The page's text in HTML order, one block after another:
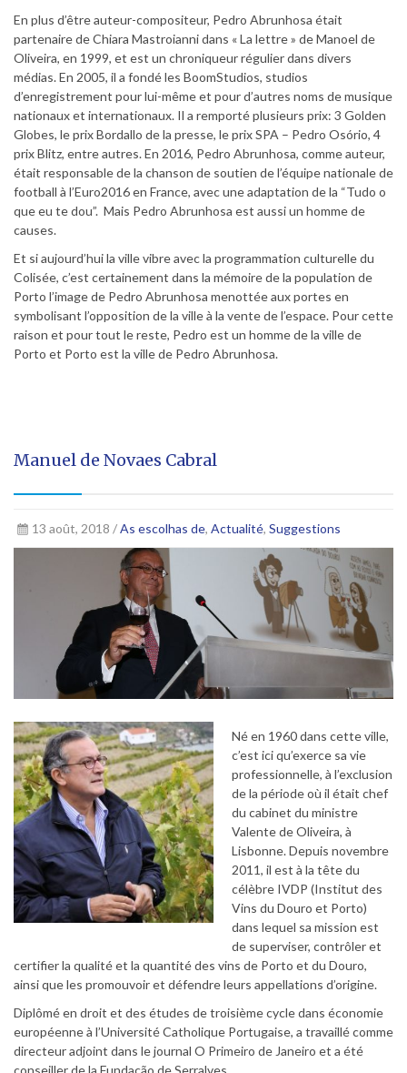
En plus d’être auteur-compositeur, Pedro Abrunhosa était
partenaire de Chiara Mastroianni dans « La lettre » de Manoel de
Oliveira, en 1999, et est un chroniqueur régulier dans divers
médias. En 2005, il a fondé les BoomStudios, studios
d’enregistrement pour lui-même et pour d’autres noms de musique
nationaux et internationaux. Il a remporté plusieurs prix: 3 Golden
Globes, le prix Bordallo de la presse, le prix SPA – Pedro Osório, 4
prix Blitz, entre autres. En 2016, Pedro Abrunhosa, comme auteur,
était responsable de la chanson de soutien de l’équipe nationale de
football à l’Euro2016 en France, avec une adaptation de la “Tudo o
que eu te dou”. Mais Pedro Abrunhosa est aussi un homme de
causes.
Et si aujourd’hui la ville vibre avec la programmation culturelle du
Colisée, c’est certainement dans la mémoire de la population de
Porto l’image de Pedro Abrunhosa menottée aux portes en
symbolisant l’opposition de la ville à la vente de l’espace. Pour cette
raison et pour tout le reste, Pedro est un homme de la ville de
Porto et Porto est la ville de Pedro Abrunhosa.
Manuel de Novaes Cabral
13 août, 2018 /As escolhas de, Actualité, Suggestions
Né en 1960 dans cette ville,
c’est ici qu’exerce sa vie
professionnelle, à l’exclusion
de la période où il était chef
du cabinet du ministre
Valente de Oliveira, à
Lisbonne. Depuis novembre
2011, il est à la tête du
célèbre IVDP (Institut des
Vins du Douro et Porto)
dans lequel sa mission est
de superviser, contrôler et
certifier la qualité et la quantité des vins de Porto et du Douro,
ainsi que les promouvoir et défendre leurs appellations d’origine.
Diplômé en droit et des études de troisième cycle dans économie
européenne à l’Université Catholique Portugaise, a travaillé comme
directeur adjoint dans le journal O Primeiro de Janeiro et a été
conseiller de la Fundação de Serralves.